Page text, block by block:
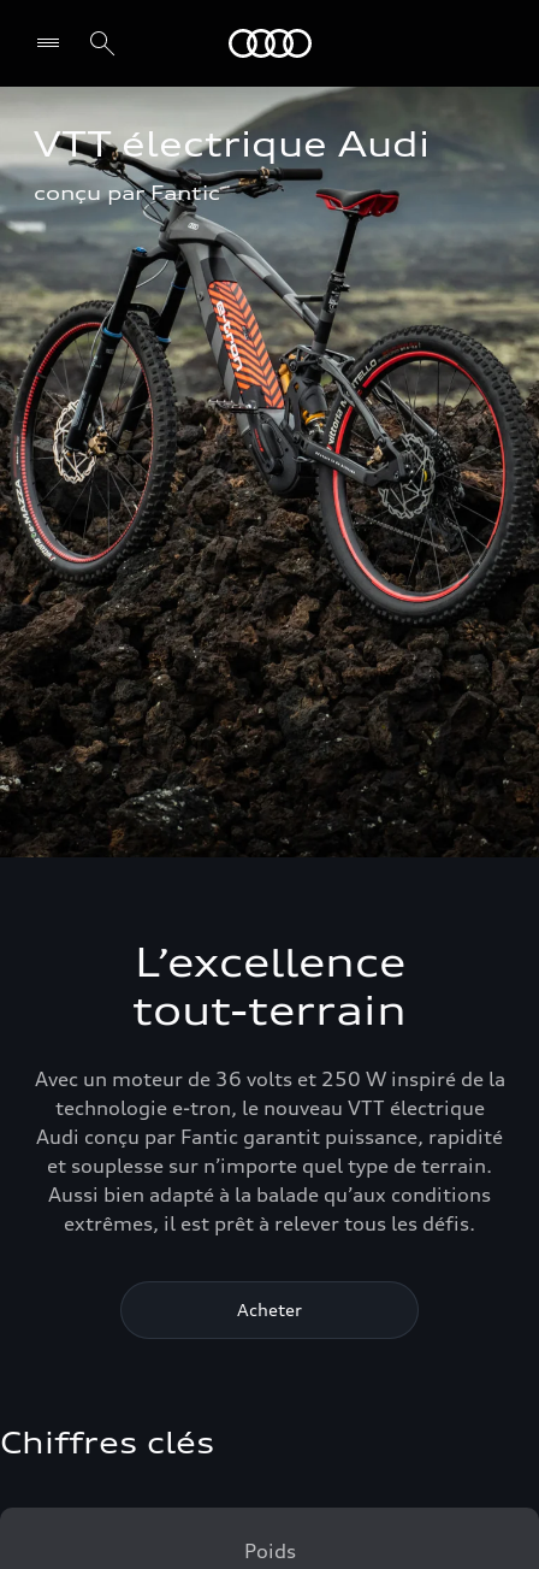
VTT électrique Audi
conçu par Fantic
L’excellence
tout-terrain
Avec un moteur de 36 volts et 250 W inspiré de la
technologie e-tron, le nouveau VTT électrique
Audi conçu par Fantic garantit puissance, rapidité
et souplesse sur n’importe quel type de terrain.
Aussi bien adapté à la balade qu’aux conditions
extrêmes, il est prêt à relever tous les défis.
Acheter
Chiffres clés
Poids